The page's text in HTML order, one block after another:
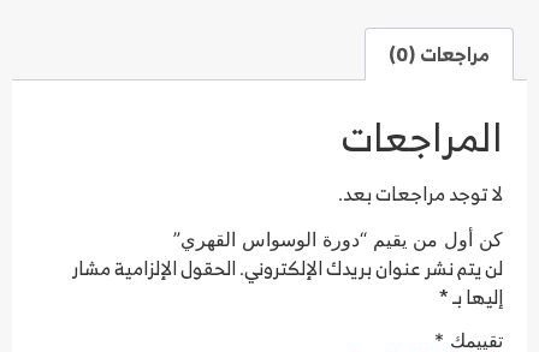
مراجعات (0)
المراجعات
لا توجد مراجعات بعد.
كن أول من يقيم “دورة الوسواس القهري”
لن يتم نشر عنوان بريدك الإلكتروني.الحقول الإلزامية مشار
إليها بـ*
تقييمك *